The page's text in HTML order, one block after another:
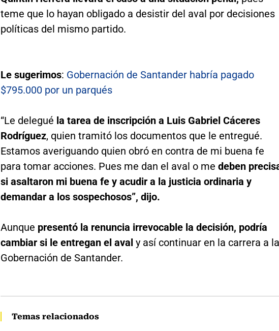
teme que lo hayan obligado a desistir del aval por decisiones
políticas del mismo partido.
Le sugerimos: Gobernación de Santander habría pagado
$795.000 por un parqués
“Le delegué la tarea de inscripción a Luis Gabriel Cáceres
Rodríguez, quien tramitó los documentos que le entregué.
Estamos averiguando quien obró en contra de mi buena fe
para tomar acciones. Pues me dan el aval o me deben
si asaltaron mi buena fe y acudir a la justicia ordinaria y
demandar a los sospechosos”, dijo.
Aunque presentó la renuncia irrevocable la decisión, podría
cambiar si le entregan el aval y así continuar en la carrera a la
Gobernación de Santander.
Temas relacionados